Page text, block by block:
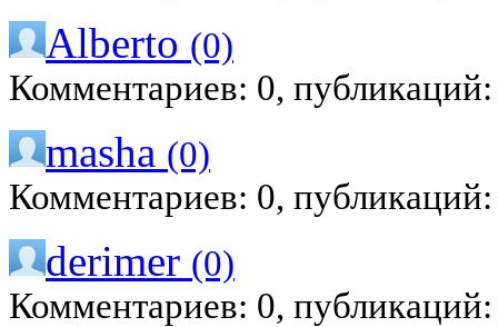
Alberto (0)
Комментариев: 0,
masha (0)
Комментариев: 0,
derimer (0)
Комментариев: 0,